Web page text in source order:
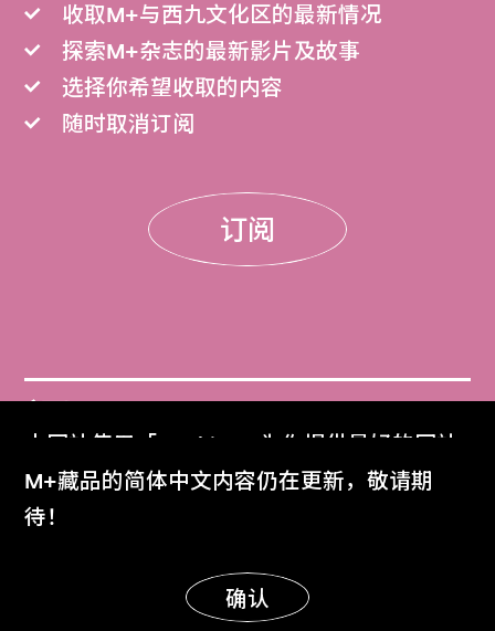
本网站使用「Cookies」为你提供最好的网站
体验。
了解更多
明白
M+藏品的简体中文内容仍在更新，敬请期
待！
确认
收取M+与西九文化区的最新情况
探索M+杂志的最新影片及故事
选择你希望收取的内容
随时取消订阅
订阅
门票
Get Tickets